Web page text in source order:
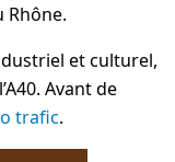
et culturel,
Avant de
trafic.